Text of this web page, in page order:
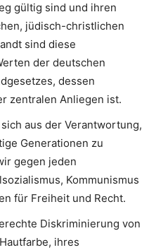
gültig sind und ihren
jüdisch-christlichen
sind diese
der deutschen
dessen
zentralen Anliegen ist.
aus der Verantwortung,
Generationen zu
gegen jeden
Kommunismus
für Freiheit und Recht.
Diskriminierung von
ihres